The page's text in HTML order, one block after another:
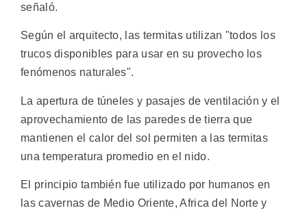
señaló.
Según el arquitecto, las termitas utilizan "todos los
trucos disponibles para usar en su provecho los
fenómenos naturales".
La apertura de túneles y pasajes de ventilación y el
aprovechamiento de las paredes de tierra que
mantienen el calor del sol permiten a las termitas
una temperatura promedio en el nido.
El principio también fue utilizado por humanos en
las cavernas de Medio Oriente, Africa del Norte y